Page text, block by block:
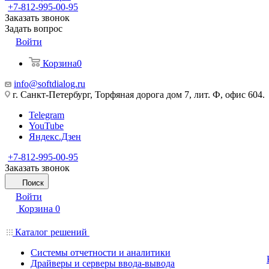
+7-812-995-00-95
Заказать звонок
Задать вопрос
Войти
Корзина0
info@softdialog.ru
г. Санкт-Петербург, Торфяная дорога дом 7, лит. Ф, офис 604.
Telegram
YouTube
Яндекс.Дзен
+7-812-995-00-95
Заказать звонок
Поиск
Войти
Корзина 0
Каталог решений
Системы отчетности и аналитики
Драйверы и серверы ввода-вывода